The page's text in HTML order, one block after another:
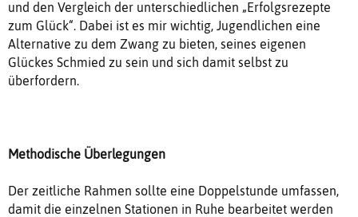
und den Vergleich der unterschiedlichen „Erfolgsrezepte
zum Glück“. Dabei ist es mir wichtig, Jugendlichen eine
Alternative zu dem Zwang zu bieten, seines eigenen
Glückes Schmied zu sein und sich damit selbst zu
überfordern.
Methodische Überlegungen
Der zeitliche Rahmen sollte eine Doppelstunde umfassen,
damit die einzelnen Stationen in Ruhe bearbeitet werden